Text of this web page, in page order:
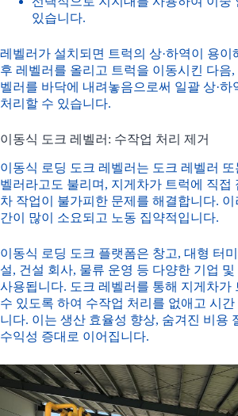
있습니다.
레벨러가 설치되면 트럭의 상·하역이 용이
후 레벨러를 올리고 트럭을 이동시킨 다음,
벨러를 바닥에 내려놓음으로써 일괄 상·하
처리할 수 있습니다.
이동식 도크 레벨러: 수작업 처리 제거
이동식 로딩 도크 레벨러는 도크 레벨러 또
벨러라고도 불리며, 지게차가 트럭에 직접
차 작업이 불가피한 문제를 해결합니다. 이
간이 많이 소요되고 노동 집약적입니다.
이동식 로딩 도크 플랫폼은 창고, 대형 터
설, 건설 회사, 물류 운영 등 다양한 기업
사용됩니다. 도크 레벨러를 통해 지게차가
수 있도록 하여 수작업 처리를 없애고 시
니다. 이는 생산 효율성 향상, 숨겨진 비용
수익성 증대로 이어집니다.